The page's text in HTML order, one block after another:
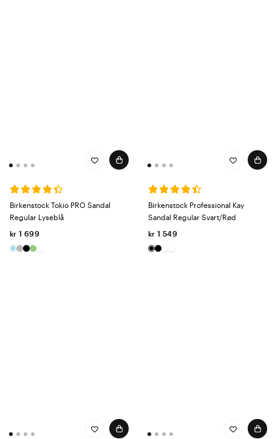
Birkenstock Tokio PRO Sandal
Regular Lyseblå
kr 1 699
Birkenstock Professional Kay
Sandal Regular Svart/Rød
kr 1 549